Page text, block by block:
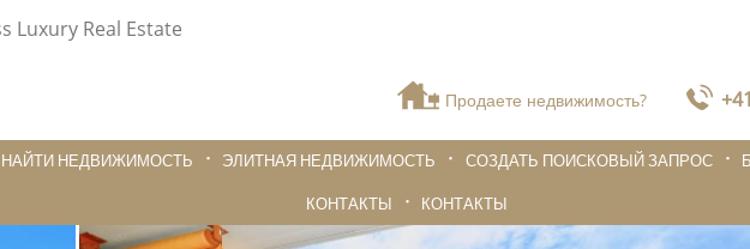
Luxury Real Estate
Продаете недвижимость?
НАЙТИ НЕДВИЖИМОСТЬ ЭЛИТНАЯ НЕДВИЖИМОСТЬ СОЗДАТЬ ПОИСКОВЫЙ ЗАПРОС
КОНТАКТЫ
КОНТАКТЫ